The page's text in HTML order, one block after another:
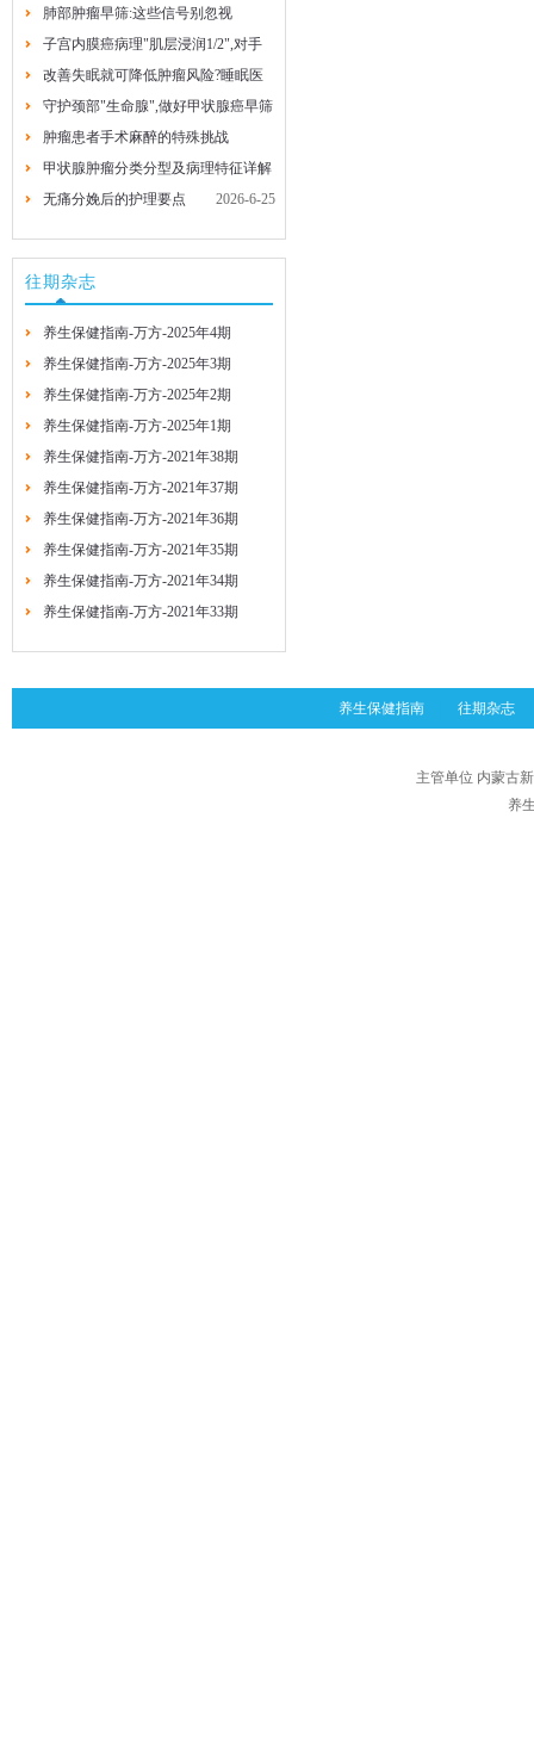
上门
2026-8-4
肺部肿瘤早筛:这些信号别忽视
2026-8-4
子宫内膜癌病理"肌层浸润1/2",对手
术方案有啥影响?
2026-7-29
改善失眠就可降低肿瘤风险?睡眠医
学专家的实用建议
2026-7-29
守护颈部"生命腺",做好甲状腺癌早筛
早防
2026-7-29
肿瘤患者手术麻醉的特殊挑战
2026-7-29
甲状腺肿瘤分类分型及病理特征详解
2026-6-25
无痛分娩后的护理要点 2026-6-25
往期杂志
养生保健指南-万方-2025年4期
养生保健指南-万方-2025年3期
养生保健指南-万方-2025年2期
养生保健指南-万方-2025年1期
养生保健指南-万方-2021年38期
养生保健指南-万方-2021年37期
养生保健指南-万方-2021年36期
养生保健指南-万方-2021年35期
养生保健指南-万方-2021年34期
养生保健指南-万方-2021年33期
养生保健指南 往期杂志
主管单位 内蒙古
养